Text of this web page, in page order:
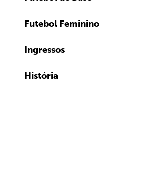
Futebol Feminino
Ingressos
História